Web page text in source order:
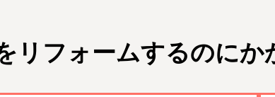
リフォームするのにか